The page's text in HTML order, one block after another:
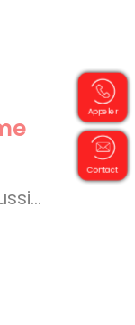
Appeler
Contact